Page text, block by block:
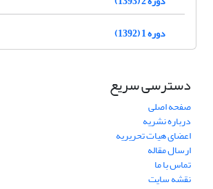
دوره 1 (1392)
دسترسی سریع
صفحه اصلی
درباره نشریه
اعضای هیات تحریریه
ارسال مقاله
تماس با ما
نقشه سایت